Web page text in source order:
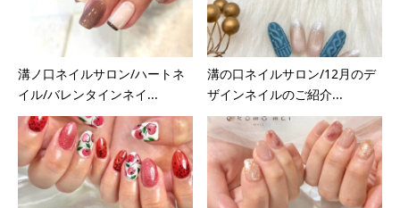
溝ノ口ネイルサロン/ハートネ
イル/バレンタインネイ...
溝の口ネイルサロン/12月のデ
ザインネイルのご紹介...